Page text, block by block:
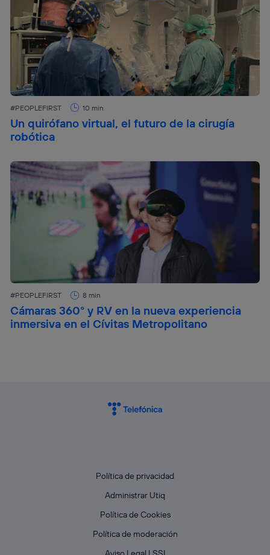
Un quirófano virtual, el futuro de la cirugía
robótica
#PEOPLEFIRST 10 min
Cámaras 360° y RV en la nueva experiencia
inmersiva en el Cívitas Metropolitano
#PEOPLEFIRST 8 min
Política de privacidad
Administrar Utiq
Política de Cookies
Política de moderación